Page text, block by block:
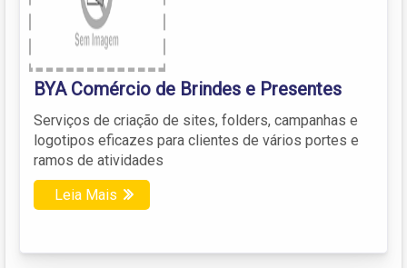
BYA Comércio de Brindes e Presentes
Serviços de criação de sites, folders, campanhas e
logotipos eficazes para clientes de vários portes e
ramos de atividades
Leia Mais